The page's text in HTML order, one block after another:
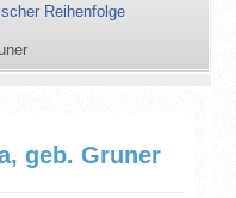
Reihenfolge
geb. Gruner